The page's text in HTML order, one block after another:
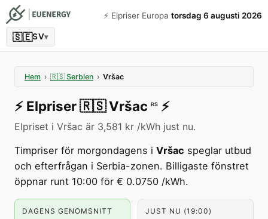
⚡️ Elpriser Europa torsdag 6 augusti 2026
🇸🇪SV▾
Hem › 🇷🇸 Serbien › Vršac
⚡️ Elpriser🇷🇸Vršac RS ⚡️
Elpriset i Vršac är 3,581 kr /kWh just nu.
Timpriser för morgondagens i Vršac speglar utbud
och efterfrågan i Serbia-zonen. Billigaste fönstret
öppnar runt 10:00 för € 0.0750 /kWh.
DAGENS GENOMSNITT JUST NU (19:00)